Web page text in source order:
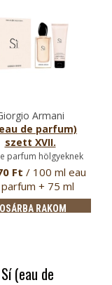
Armani
de parfum)
szett XVII.
parfum hölgyeknek
Ft / 100 ml eau
+ 75 ml
testápoló
RAKOM
(eau de